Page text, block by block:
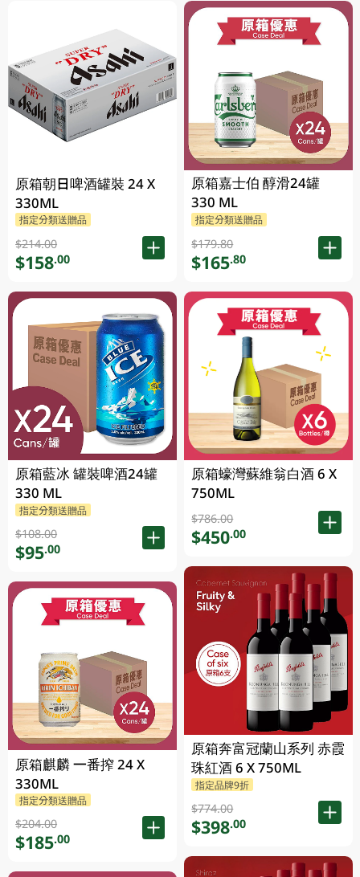
原箱朝日啤酒罐裝 24 X
330ML
指定分類送贈品
$214.00
$158.00
原箱藍冰 罐裝啤酒24罐
330 ML
指定分類送贈品
$108.00
$95.00
原箱麒麟 一番搾 24 X
330ML
指定分類送贈品
$204.00
$185.00
原箱嘉士伯 醇滑24罐
330 ML
指定分類送贈品
$179.80
$165.80
原箱蠔灣蘇維翁白酒 6 X
750ML
$786.00
$450.00
原箱奔富冠蘭山系列 赤霞
珠紅酒 6 X 750ML
指定品牌9折
$774.00
$398.00